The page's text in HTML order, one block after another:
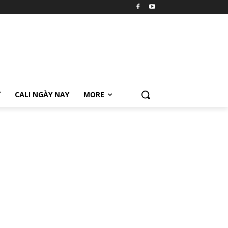
CALI NGÀY NAY MORE